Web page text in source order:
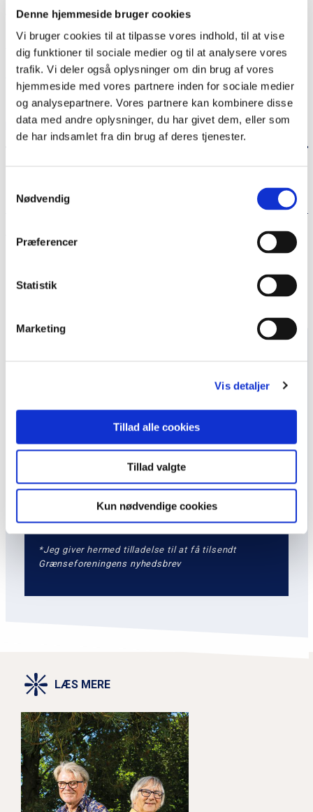
Denne hjemmeside bruger cookies
Vi bruger cookies til at tilpasse vores indhold, til at vise
dig funktioner til sociale medier og til at analysere vores
trafik. Vi deler også oplysninger om din brug af vores
hjemmeside med vores partnere inden for sociale medier
og analysepartnere. Vores partnere kan kombinere disse
data med andre oplysninger, du har givet dem, eller som
de har indsamlet fra din brug af deres tjenester.
Nødvendig
Præferencer
Statistik
Marketing
Vis detaljer
Tillad alle cookies
Tillad valgte
Kun nødvendige cookies
følge af parlamentarisk uge i Forbundsdagen i Berlin.
Æresalumneprisen blev indstiftet i 2022 i forbindelse med
RUC’s 50-års jubilæum, hvor prisen gik til journalist, tv-vært og
forfatter Erkan Özden.
Robert Habeck bor i dag i Flensborg, men er født i den
holstenske by Lübeck.
Se de seneste nyheder her
*Jeg giver hermed tilladelse til at få tilsendt
Grænseforeningens nyhedsbrev
LÆS MERE